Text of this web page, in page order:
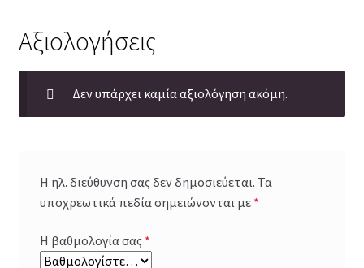
Αξιολογήσεις
Δεν υπάρχει καμία αξιολόγηση ακόμη.
Η ηλ. διεύθυνση σας δεν δημοσιεύεται. Τα
υποχρεωτικά πεδία σημειώνονται με *
Η βαθμολογία σας *